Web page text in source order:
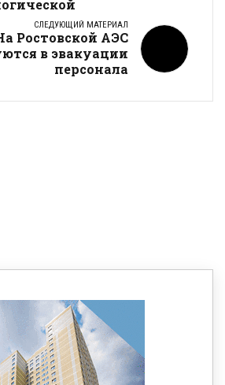
СЛЕДУЮЩИЙ МАТЕРИАЛ
Ростовской АЭС
в эвакуации
персонала